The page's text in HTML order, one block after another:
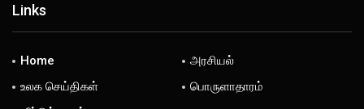
Links
Home
அரசியல்
உலக செய்திகள்
பொருளாதாரம்